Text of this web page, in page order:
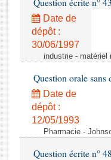
Rapports d'enquête
Rapports législatifs
Rapports sur
Baromètre de
Dossiers législatifs
Budget et sécurité
Questions écrites et
Comptes rendus des
Question écrite n°
Date de
dépôt :
30/06/1997
industrie - matériel
Question orale
Date de
dépôt :
12/05/1993
Pharmacie -
Question écrite n°